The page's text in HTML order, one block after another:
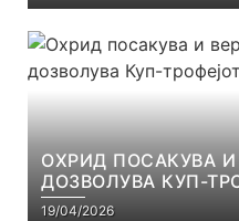
ОХРИД ПОСАКУВА И
ДОЗВОЛУВА КУП-
ОД СКОПЈЕ
19/04/2026